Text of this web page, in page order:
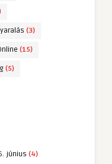
(3)
(15)
(5)
június (4)